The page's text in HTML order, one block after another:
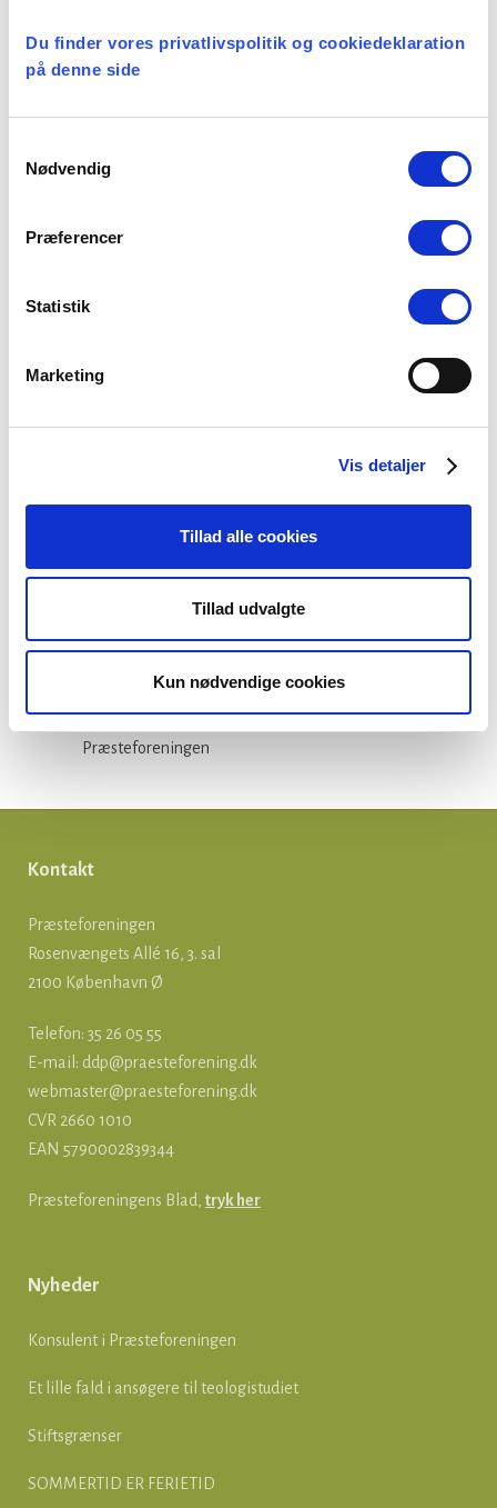
Du finder vores privatlivspolitik og cookiedeklaration
på denne side
Nødvendig
Præferencer
Statistik
Marketing
Vis detaljer
Tillad alle cookies
Tillad udvalgte
Kun nødvendige cookies
Kategorier
Blogindlæg
Præsteforeningen
Kontakt
Præsteforeningen
Rosenvængets Allé 16, 3. sal
2100 København Ø
Telefon: 35 26 05 55
E-mail: ddp@praesteforening.dk
webmaster@praesteforening.dk
CVR 2660 1010
EAN 5790002839344
Præsteforeningens Blad, tryk her
Nyheder
Konsulent i Præsteforeningen
Et lille fald i ansøgere til teologistudiet
Stiftsgrænser
SOMMERTID ER FERIETID